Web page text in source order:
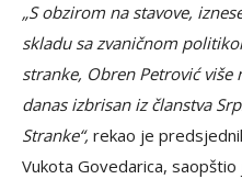
„S obzirom na stavove,
skladu sa zvaničnom
stranke, Obren Petrović više
danas izbrisan iz članstva
Stranke“, rekao je
Vukota Govedarica, saopštio